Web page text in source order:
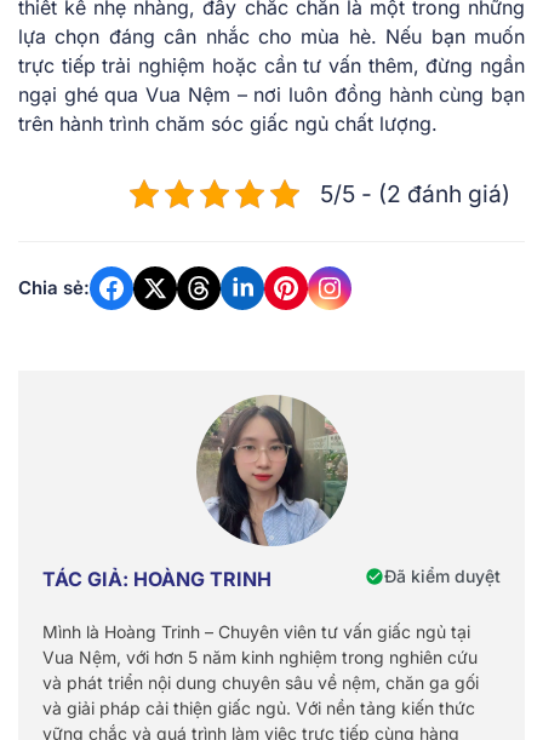
thiết kế nhẹ nhàng, đây chắc chắn là một trong những
lựa chọn đáng cân nhắc cho mùa hè. Nếu bạn muốn
trực tiếp trải nghiệm hoặc cần tư vấn thêm, đừng ngần
ngại ghé qua Vua Nệm – nơi luôn đồng hành cùng bạn
trên hành trình chăm sóc giấc ngủ chất lượng.
5/5 - (2 đánh giá)
Chia sẻ:
TÁC GIẢ: HOÀNG TRINH Đã kiểm duyệt
Mình là Hoàng Trinh – Chuyên viên tư vấn giấc ngủ tại
Vua Nệm, với hơn 5 năm kinh nghiệm trong nghiên cứu
và phát triển nội dung chuyên sâu về nệm, chăn ga gối
và giải pháp cải thiện giấc ngủ. Với nền tảng kiến thức
vững chắc và quá trình làm việc trực tiếp cùng hàng